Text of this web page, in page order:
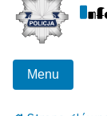
Menu